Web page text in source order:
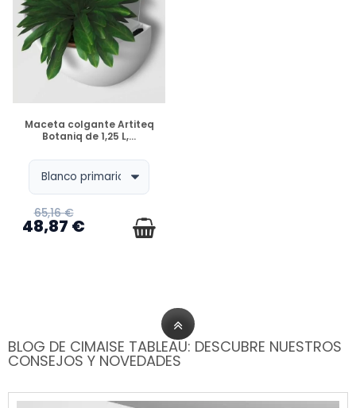
DISPONIBLE
Maceta colgante Artiteq
Botaniq de 1,25 L,...
65,16 €
48,87 €
BLOG DE CIMAISE TABLEAU: DESCUBRE NUESTROS
CONSEJOS Y NOVEDADES